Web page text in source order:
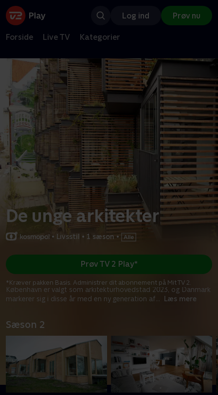
Log ind Prøv nu
Forside Live TV Kategorier
De unge arkitekter
• Livsstil • 1 sæson •
København er valgt som arkitekturhovedstad 2023, og Danmark
markerer sig i disse år med en ny generation af... Læs mere
Prøv TV 2 Play*
*Kræver pakken Basis. Administrer dit abonnement på Mit TV 2.
Sæson 2